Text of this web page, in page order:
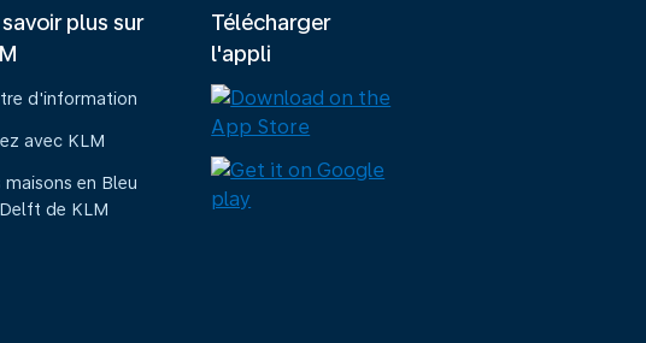
savoir plus sur
d'information
avec KLM
maisons en Bleu
de KLM
Télécharger
l'appli